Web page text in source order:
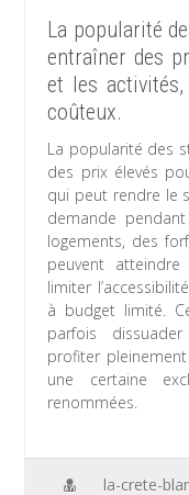
La popularité
entraîner des
et les
coûteux.
La popularité des
des prix élevés
qui peut rendre le
demande
logements, des
peuvent
limiter
à budget limité.
parfois
profiter
une certaine
renommées.
la-crete-